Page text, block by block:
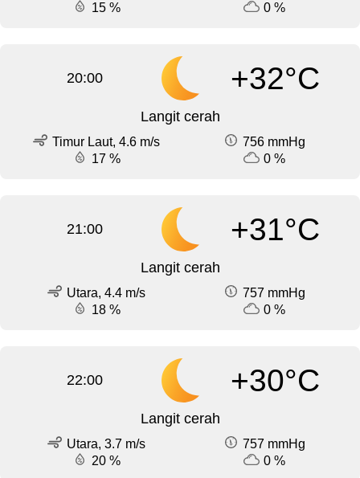
15 %
0 %
20:00 +32°C
Langit cerah
Timur Laut, 4.6 m/s
756 mmHg
17 %
0 %
21:00 +31°C
Langit cerah
Utara, 4.4 m/s
757 mmHg
18 %
0 %
22:00 +30°C
Langit cerah
Utara, 3.7 m/s
757 mmHg
20 %
0 %